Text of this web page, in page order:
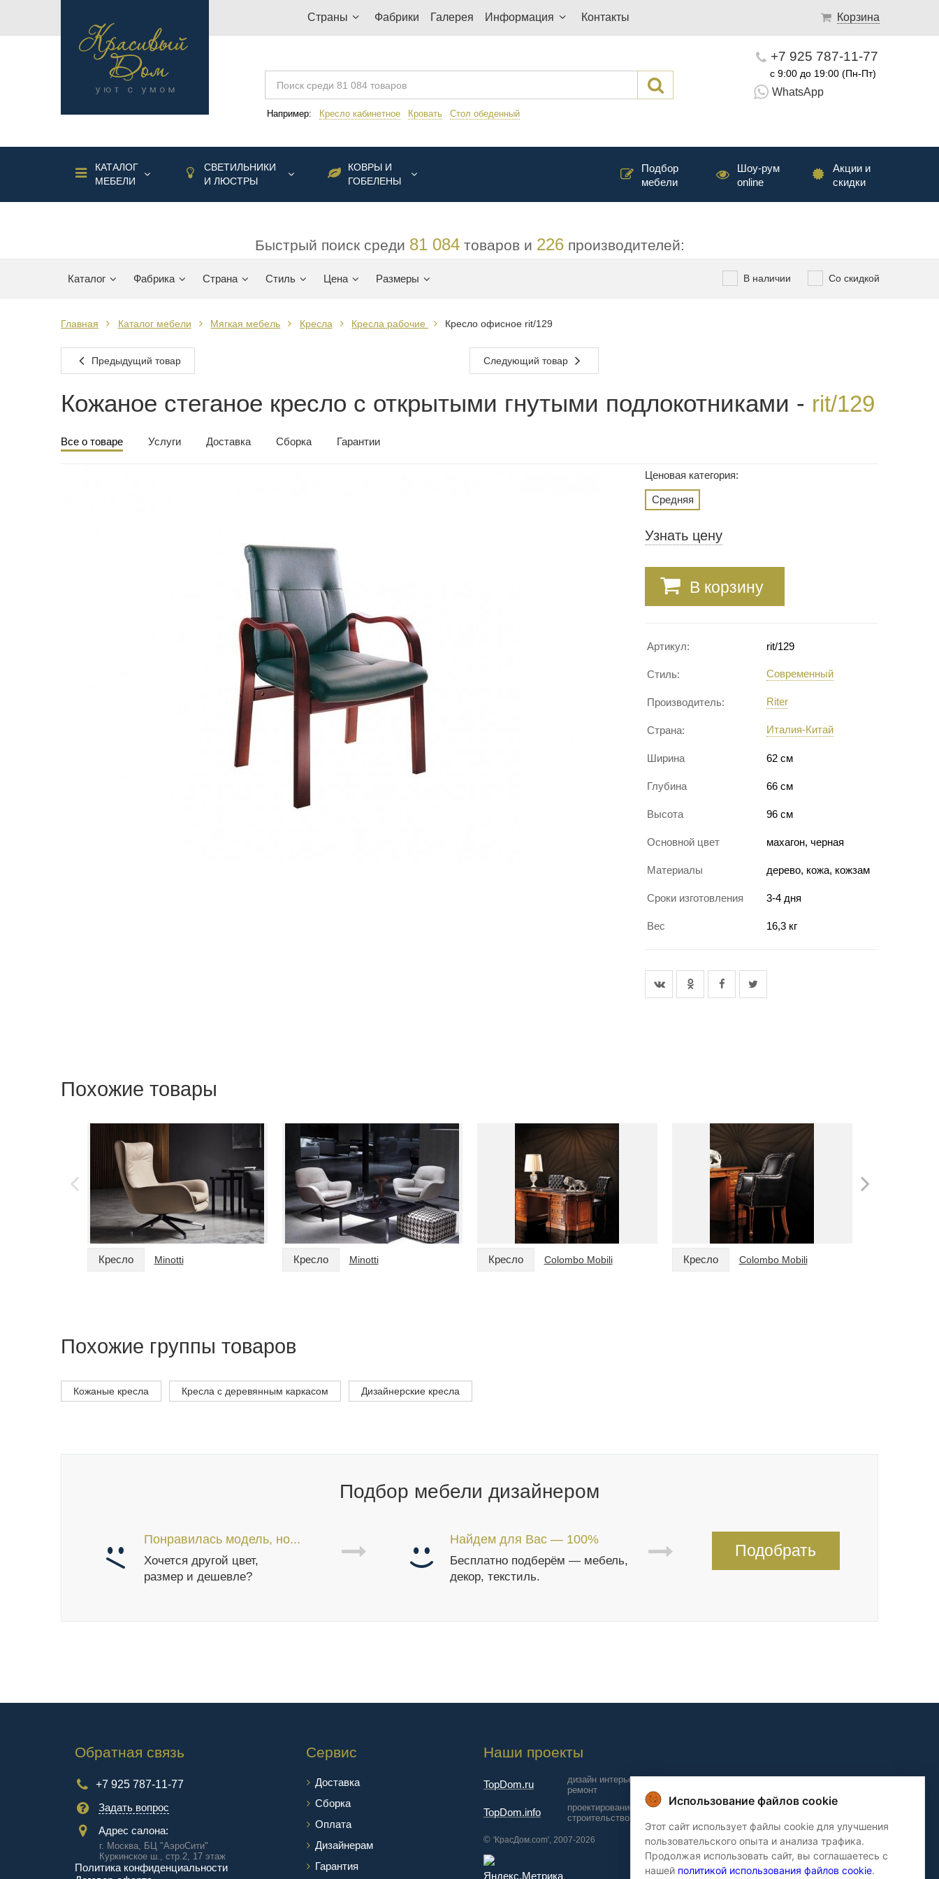
Страны Фабрики Галерея Информация Контакты Корзина
Например: Кресло кабинетное Кровать Стол обеденный
+7 925 787-11-77
с 9:00 до 19:00 (Пн-Пт)
WhatsApp
КАТАЛОГ
МЕБЕЛИ
СВЕТИЛЬНИКИ
И ЛЮСТРЫ
КОВРЫ И
ГОБЕЛЕНЫ
Акции и
скидки
Шоу-рум
online
Подбор
мебели
Быстрый поиск среди 81 084товаров и 226производителей:
Каталог Фабрика Страна Стиль Цена Размеры Со скидкой
В наличии
Главная Каталог мебели Мягкая мебель Кресла Кресла рабочие Кресло офисное rit/129
Предыдущий товар Следующий товар
Кожаное стеганое кресло с открытыми гнутыми подлокотниками - rit/129
Все о товаре Услуги Доставка Сборка Гарантии
Ценовая категория:
Средняя
Узнать цену
В корзину
Артикул: rit/129
Стиль: Современный
Производитель: Riter
Страна: Италия-Китай
Ширина 62 см
Глубина 66 см
Высота 96 см
Основной цвет махагон, черная
Материалы дерево, кожа, кожзам
Сроки изготовления 3-4 дня
Вес 16,3 кг
Похожие товары
Кресло Minotti Кресло Minotti Кресло Colombo Mobili Кресло Colombo Mobili
Похожие группы товаров
Кожаные кресла Кресла с деревянным каркасом Дизайнерские кресла
Подбор мебели дизайнером
Понравилась модель, но...
Хочется другой цвет,
размер и дешевле?
Найдем для Вас — 100%
Бесплатно подберём — мебель,
декор, текстиль.
Подобрать
Обратная связь
+7 925 787-11-77
Задать вопрос
Адрес салона:
г. Москва, БЦ "АэроCити"
Куркинское ш., стр.2, 17 этаж
Политика конфиденциальности
Сервис
Доставка
Сборка
Оплата
Дизайнерам
Гарантия
Наши проекты
TopDom.ru
дизайн интерьера и
ремонт
TopDom.info
проектирование и
строительство домов
© 'КрасДом.com', 2007-2026
Использование файлов cookie
Этот сайт использует файлы cookie для улучшения
пользовательского опыта и анализа трафика.
Продолжая использовать сайт, вы соглашаетесь с
нашей политикой использования файлов cookie.